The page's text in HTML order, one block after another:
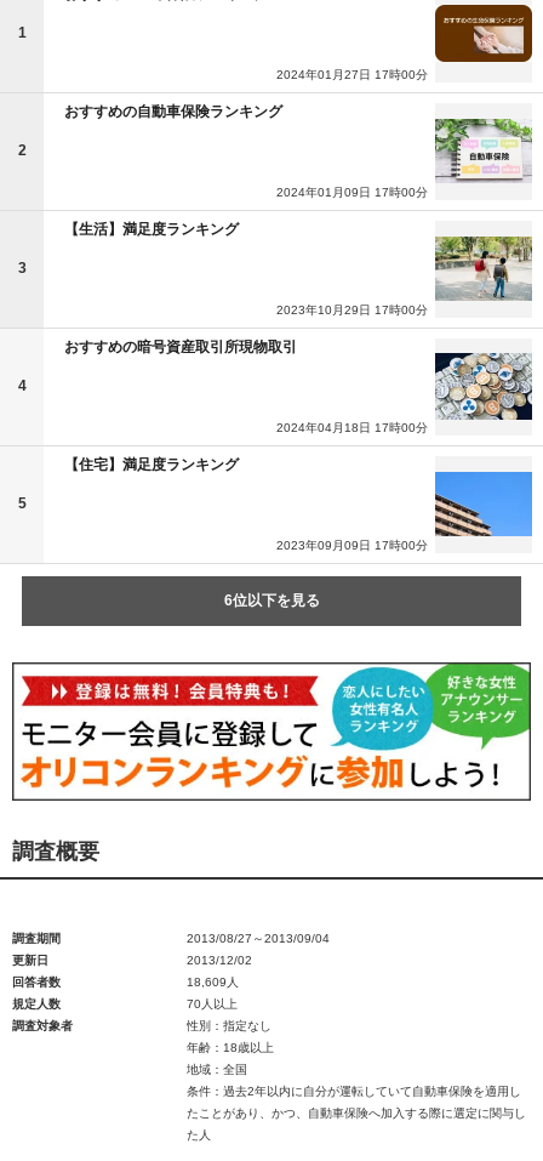
1
2024年01月27日 17時00分
2
おすすめの自動車保険ランキング
2024年01月09日 17時00分
3
【生活】満足度ランキング
2023年10月29日 17時00分
4
おすすめの暗号資産取引所現物取引
2024年04月18日 17時00分
5
【住宅】満足度ランキング
2023年09月09日 17時00分
6位以下を見る
調査概要
調査期間
2013/08/27～2013/09/04
更新日
2013/12/02
回答者数
18,609人
規定人数
70人以上
調査対象者
性別：指定なし
年齢：18歳以上
地域：全国
条件：過去2年以内に自分が運転していて自動車保険を適用し
たことがあり、かつ、自動車保険へ加入する際に選定に関与し
た人